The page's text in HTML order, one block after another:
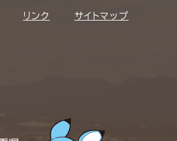
リンク サイトマップ